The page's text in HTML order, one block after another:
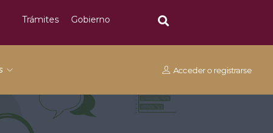
Trámites Gobierno
Acceder o registrarse